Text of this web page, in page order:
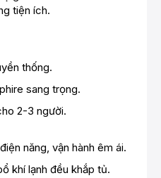
tiện ích.
thống.
sang trọng.
2-3 người.
năng, vận hành êm ái.
khí lạnh đều khắp tủ.